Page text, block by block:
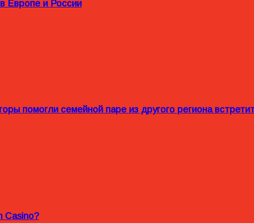
Европе и России
помогли семейной паре из другого региона
Casino?